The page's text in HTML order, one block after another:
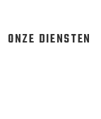
ONZE DIENSTEN